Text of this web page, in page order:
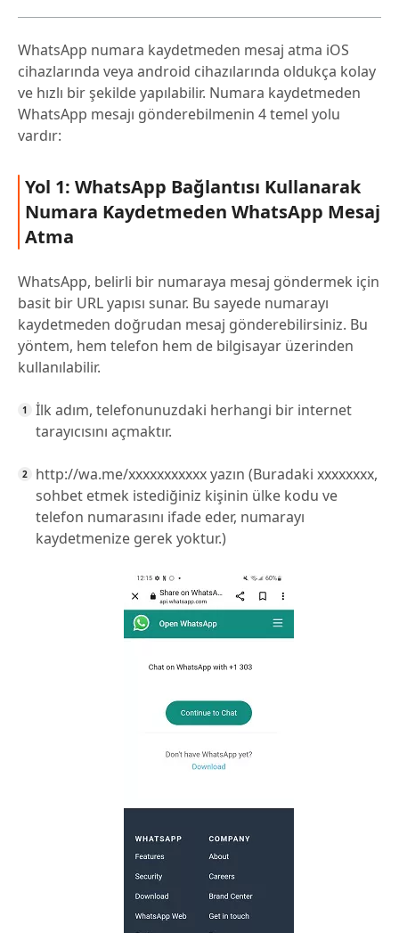
WhatsApp numara kaydetmeden mesaj atma iOS
cihazlarında veya android cihazılarında oldukça kolay
ve hızlı bir şekilde yapılabilir. Numara kaydetmeden
WhatsApp mesajı gönderebilmenin 4 temel yolu
vardır:
Yol 1: WhatsApp Bağlantısı Kullanarak
Numara Kaydetmeden WhatsApp Mesaj
Atma
WhatsApp, belirli bir numaraya mesaj göndermek için
basit bir URL yapısı sunar. Bu sayede numarayı
kaydetmeden doğrudan mesaj gönderebilirsiniz. Bu
yöntem, hem telefon hem de bilgisayar üzerinden
kullanılabilir.
İlk adım, telefonunuzdaki herhangi bir internet
tarayıcısını açmaktır.
http://wa.me/xxxxxxxxxxx yazın (Buradaki xxxxxxxx,
sohbet etmek istediğiniz kişinin ülke kodu ve
telefon numarasını ifade eder, numarayı
kaydetmenize gerek yoktur.)